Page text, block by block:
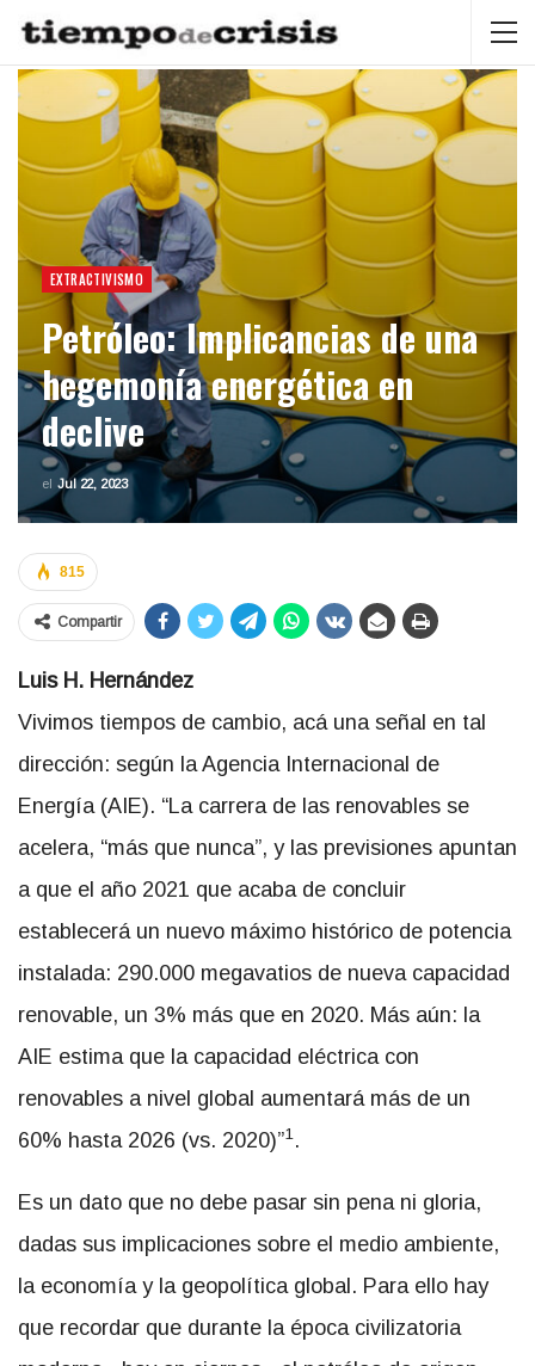
EXTRACTIVISMO
Petróleo: Implicancias de una
hegemonía energética en
declive
el Jul 22, 2023
815
Compartir
Luis H. Hernández
Vivimos tiempos de cambio, acá una señal en tal
dirección: según la Agencia Internacional de
Energía (AIE). “La carrera de las renovables se
acelera, “más que nunca”, y las previsiones apuntan
a que el año 2021 que acaba de concluir
establecerá un nuevo máximo histórico de potencia
instalada: 290.000 megavatios de nueva capacidad
renovable, un 3% más que en 2020. Más aún: la
AIE estima que la capacidad eléctrica con
renovables a nivel global aumentará más de un
60% hasta 2026 (vs. 2020)”1.
Es un dato que no debe pasar sin pena ni gloria,
dadas sus implicaciones sobre el medio ambiente,
la economía y la geopolítica global. Para ello hay
que recordar que durante la época civilizatoria